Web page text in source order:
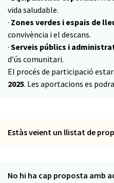
vida saludable.
· Zones verdes i espais de
convivència i el descans.
· Serveis públics i
d’ús comunitari.
El procés de participació
2025. Les aportacions es
Estàs veient un llistat de
No hi ha cap proposta amb